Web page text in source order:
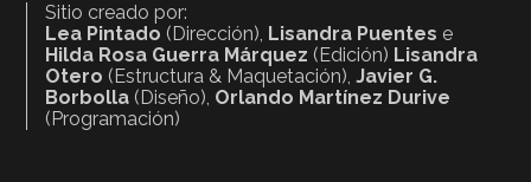
Sitio creado por:
Lea Pintado (Dirección), Lisandra Puentes e
Hilda Rosa Guerra Márquez (Edición) Lisandra
Otero (Estructura & Maquetación),Javier G.
Borbolla (Diseño), Orlando Martínez Durive
(Programación)